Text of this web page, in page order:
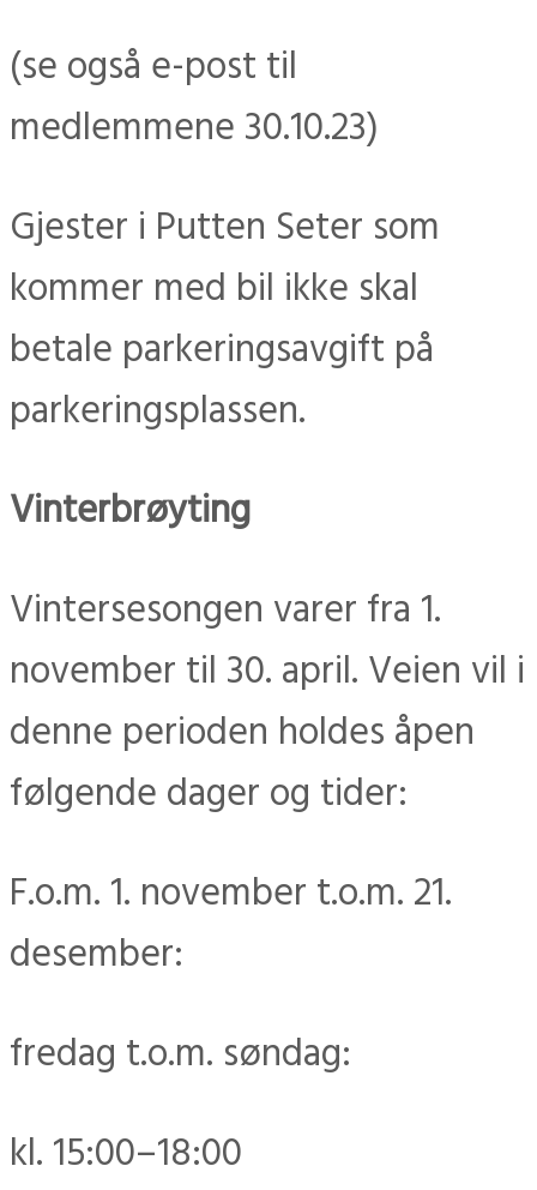
(se også e-post til
medlemmene 30.10.23)
Gjester i Putten Seter som
kommer med bil ikke skal
betale parkeringsavgift på
parkeringsplassen.
Vinterbrøyting
Vintersesongen varer fra 1.
november til 30. april. Veien vil i
denne perioden holdes åpen
følgende dager og tider:
F.o.m. 1. november t.o.m. 21.
desember:
fredag t.o.m. søndag:
kl. 15:00–18:00